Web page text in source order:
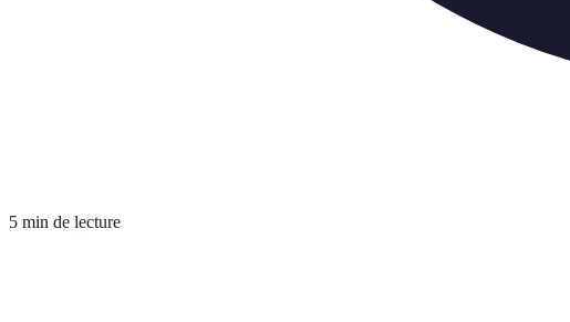
5 min de lecture